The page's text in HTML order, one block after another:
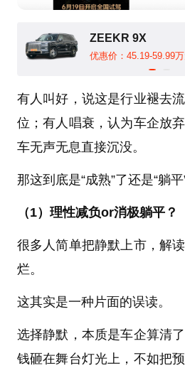
ZEEKR 9X
优惠价：45.19-59.99
有人叫好，说这是行业褪去
位；有人唱衰，认为车企放
车无声无息直接沉没。
那这到底是“成熟”了还是“躺平
（1）理性减负or消极躺平？
很多人简单把静默上市，解
烂。
这其实是一种片面的误读。
选择静默，本质是车企算清
钱砸在舞台灯光上，不如把